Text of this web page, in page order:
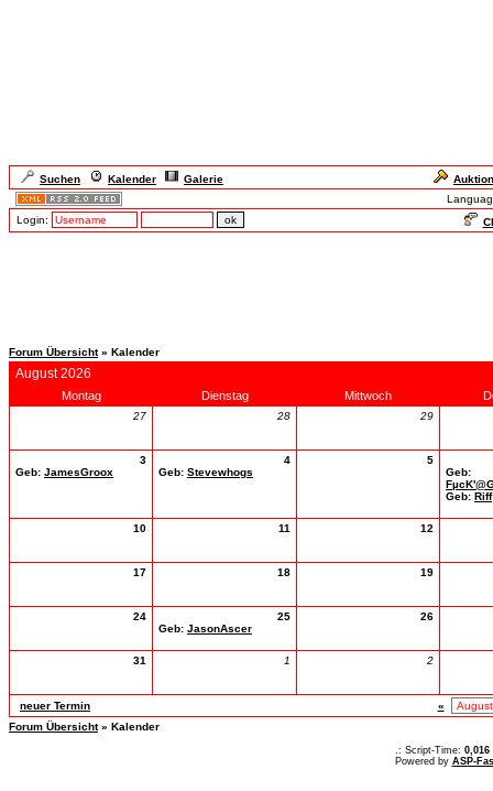
Suchen Kalender Galerie
Login:
Forum Übersicht» Kalender
August 2026
Montag Dienstag Mittwoch
27 28 29
3
Geb: JamesGroox
4
Geb: Stevewhogs
5
Geb:
Geb: Riff
10 11 12
17 18 19
24
25
Geb: JasonAscer
26
31 1 2
neuer Termin
«
Forum Übersicht» Kalender
.: Script-Time: 0,016
Powered by ASP-